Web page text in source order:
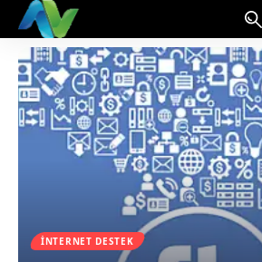
İNTERNET DESTEK